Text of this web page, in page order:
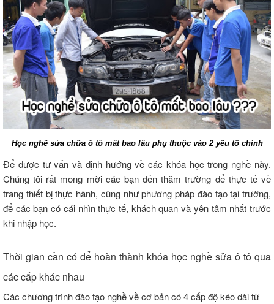
Học nghề sửa chữa ô tô mất bao lâu phụ thuộc vào 2 yếu tố chính
Để được tư vấn và định hướng về các khóa học trong nghề này.
Chúng tôi rất mong mời các bạn đến thăm trường để thực tế về
trang thiết bị thực hành, cũng như phương pháp đào tạo tại trường,
để các bạn có cái nhìn thực tế, khách quan và yên tâm nhất trước
khi nhập học.
Thời gian cần có để hoàn thành khóa học nghề sửa ô tô qua
các cấp khác nhau
Các chương trình đào tạo nghề về cơ bản có 4 cấp độ kéo dài từ